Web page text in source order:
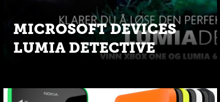
MICROSOFT DEVICES
LUMIA DETECTIVE